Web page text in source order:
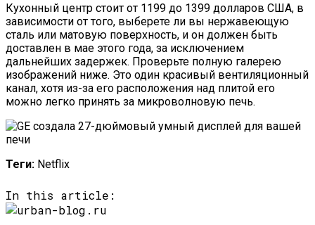
Кухонный центр стоит от 1199 до 1399 долларов США, в
зависимости от того, выберете ли вы нержавеющую
сталь или матовую поверхность, и он должен быть
доставлен в мае этого года, за исключением
дальнейших задержек. Проверьте полную галерею
изображений ниже. Это один красивый вентиляционный
канал, хотя из-за его расположения над плитой его
можно легко принять за микроволновую печь.
Теги: Netflix
In this article: